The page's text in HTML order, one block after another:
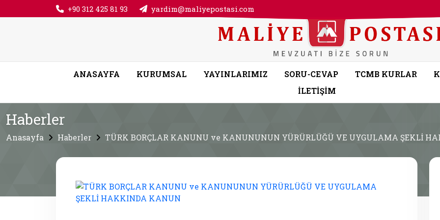
+90 312 425 81 93 yardim@maliyepostasi.com
ANASAYFA KURUMSAL YAYINLARIMIZ SORU-CEVAP TCMB KURLAR
İLETİŞİM
Haberler
Anasayfa Haberler TÜRK BORÇLAR KANUNU ve KANUNUNUN YÜRÜRLÜĞÜ VE UYGULAMA ŞEKLİ